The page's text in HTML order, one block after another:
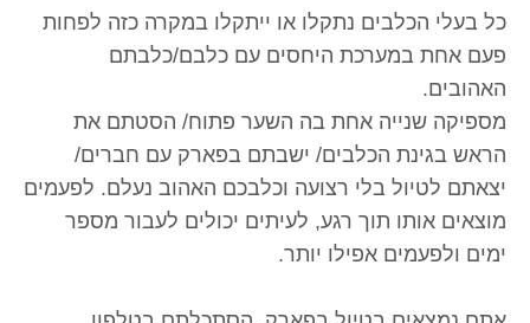
כל בעלי הכלבים נתקלו או ייתקלו במקרה כזה לפחות
פעם אחת במערכת היחסים עם כלבם/כלבתם
האהובים.
מספיקה שנייה אחת בה השער פתוח/ הסטתם את
הראש בגינת הכלבים/ ישבתם בפארק עם חברים/
יצאתם לטיול בלי רצועה וכלבכם האהוב נעלם. לפעמים
מוצאים אותו תוך רגע, לעיתים יכולים לעבור מספר
ימים ולפעמים אפילו יותר.